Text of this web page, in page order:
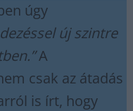
úgy
új szintre
A
csak az átadás
is írt, hogy